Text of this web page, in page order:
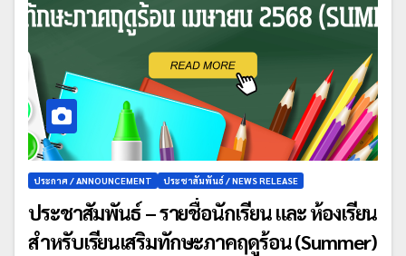
ประกาศ / ANNOUNCEMENT ประชาสัมพันธ์ / NEWS RELEASE
ประชาสัมพันธ์ – รายชื่อนักเรียน และ ห้องเรียน
สำหรับเรียนเสริมทักษะภาคฤดูร้อน (Summer)